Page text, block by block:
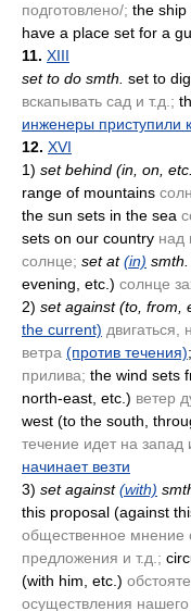
подготовлено/; the ship
have a place set for a
11. XIII
set to do smth. set to
вскапывать сад и т.д.;
инженеры приступили
12. XVI
1) set behind (in, on,
range of mountains
the sun sets in the sea
sets on our country над
солнце; set at(in) smth.
evening, etc.) солнце
2) set against(to, from,
the current) двигаться,
ветра (против течения)
прилива; the wind sets
north-east, etc.) ветер
west (to the south,
течение идет на запад
начинает везти
3) set against(with)
this proposal (against
общественное мнение
предложения и т.д.;
(with him, etc.)
осуществления нашего